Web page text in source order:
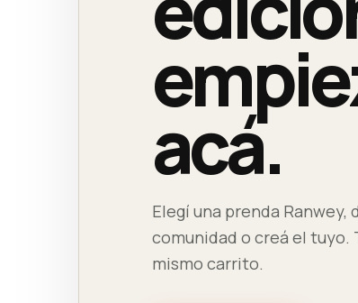
acá.
Elegí una prenda Ranwey,
comunidad o creá el
mismo carrito.